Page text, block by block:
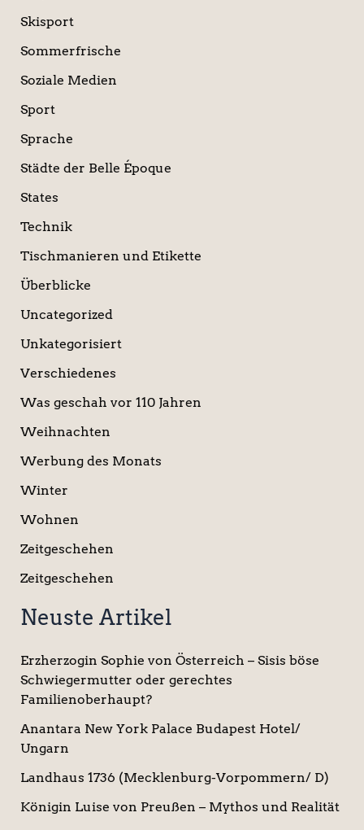
Skisport
Sommerfrische
Soziale Medien
Sport
Sprache
Städte der Belle Époque
States
Technik
Tischmanieren und Etikette
Überblicke
Uncategorized
Unkategorisiert
Verschiedenes
Was geschah vor 110 Jahren
Weihnachten
Werbung des Monats
Winter
Wohnen
Zeitgeschehen
Zeitgeschehen
Neuste Artikel
Erzherzogin Sophie von Österreich – Sisis böse
Schwiegermutter oder gerechtes
Familienoberhaupt?
Anantara New York Palace Budapest Hotel/
Ungarn
Landhaus 1736 (Mecklenburg-Vorpommern/ D)
Königin Luise von Preußen – Mythos und Realität